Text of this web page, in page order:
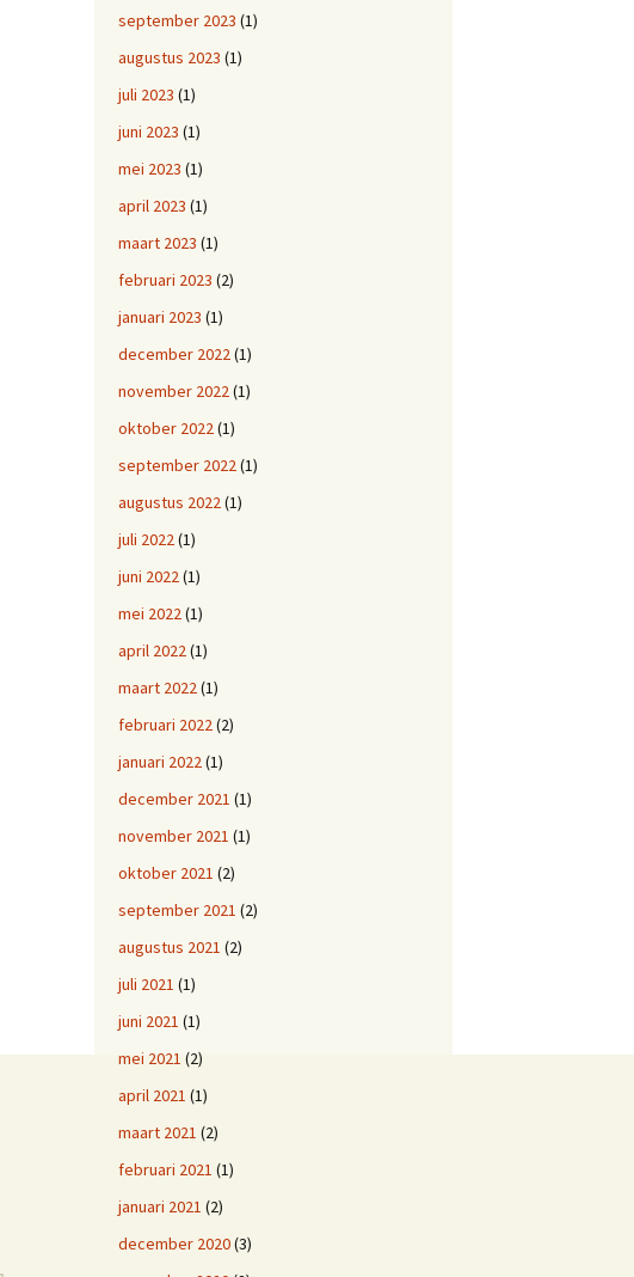
september 2023 (1)
augustus 2023 (1)
juli 2023 (1)
juni 2023 (1)
mei 2023 (1)
april 2023 (1)
maart 2023 (1)
februari 2023 (2)
januari 2023 (1)
december 2022(1)
november 2022(1)
oktober 2022(1)
september 2022(1)
augustus 2022(1)
juli 2022(1)
juni 2022(1)
mei 2022(1)
april 2022(1)
maart 2022(1)
februari 2022(2)
januari 2022(1)
december 2021 (1)
november 2021 (1)
oktober 2021 (2)
september 2021 (2)
augustus 2021 (2)
juli 2021 (1)
juni 2021 (1)
mei 2021 (2)
april 2021 (1)
maart 2021 (2)
februari 2021 (1)
januari 2021 (2)
december 2020(3)